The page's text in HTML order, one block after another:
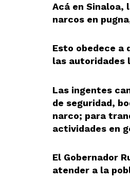
Acá en Sinaloa,
narcos en
Esto obedece a
las autoridades
Las ingentes
de seguridad,
narco; para
actividades en
El Gobernador
atender a la